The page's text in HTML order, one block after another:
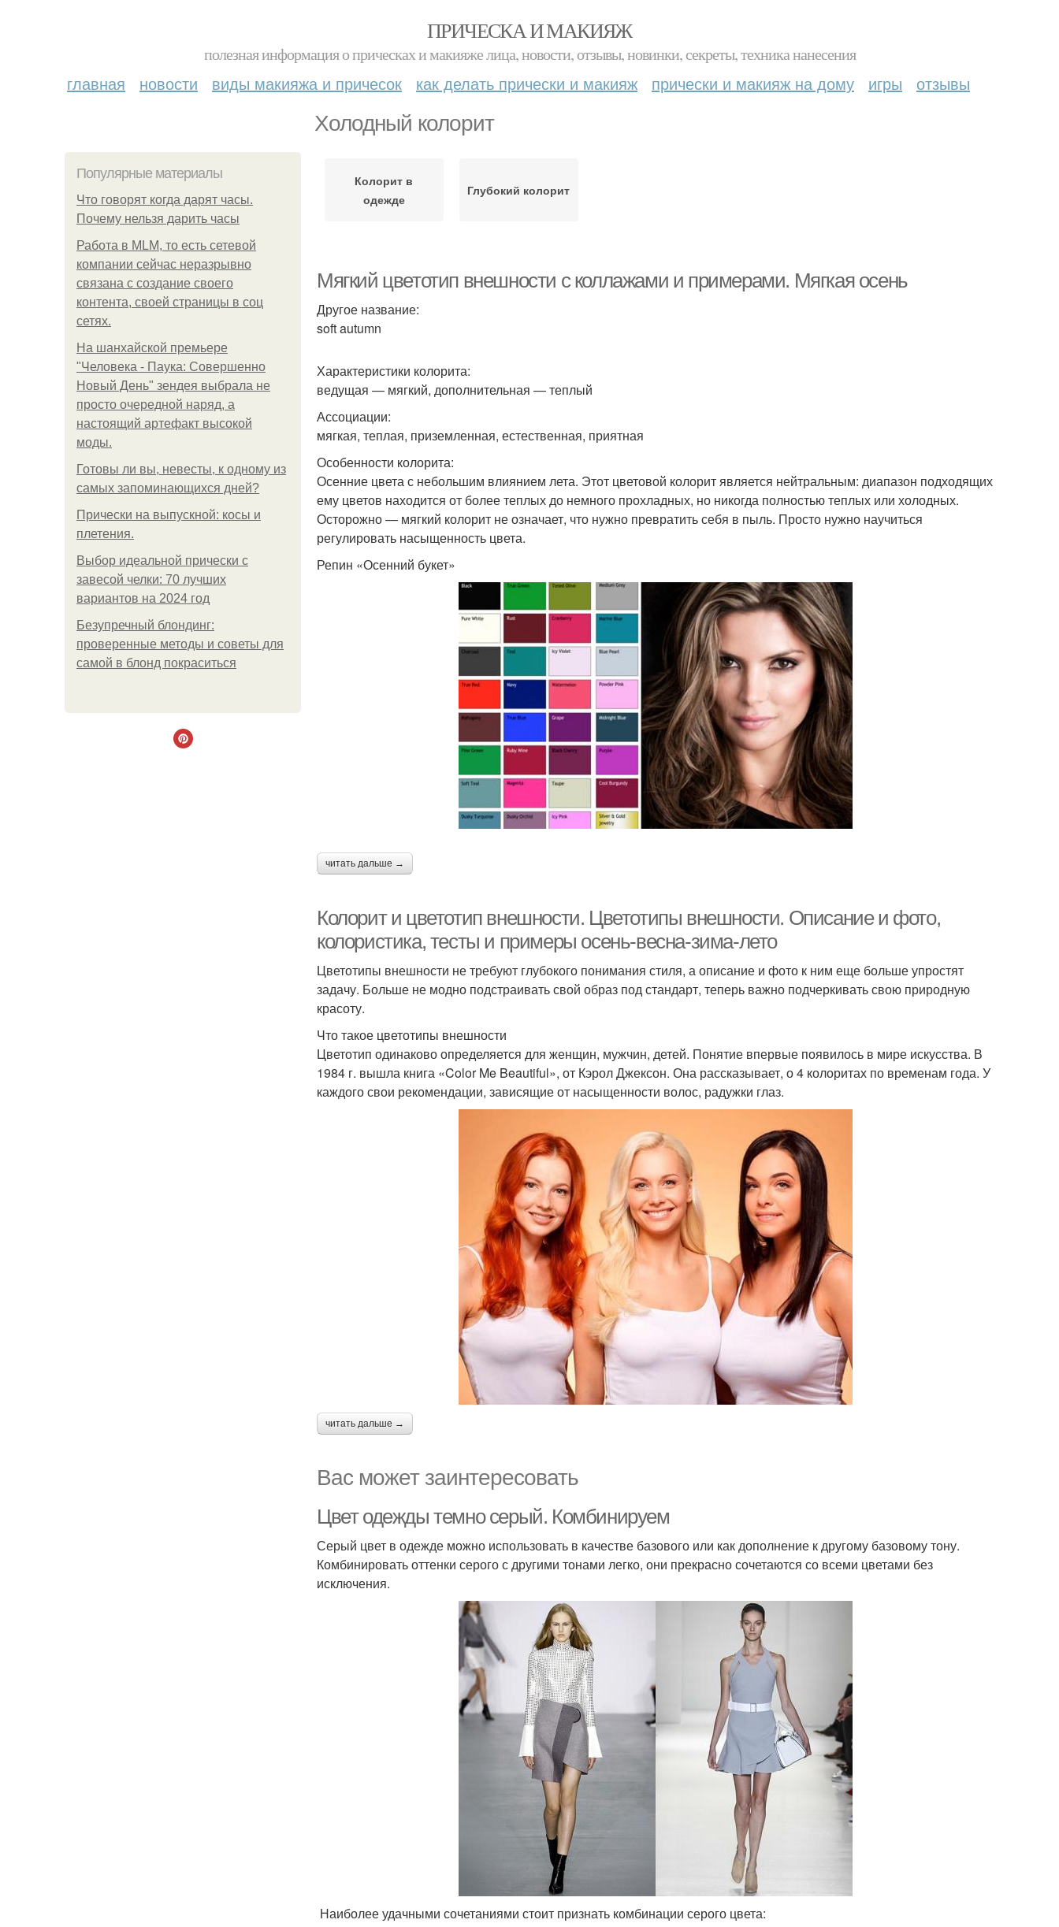
ПРИЧЕСКА И МАКИЯЖ
полезная информация о прическах и макияже лица, новости, отзывы, новинки, секреты, техника нанесения
главная новости виды макияжа и причесок как делать прически и макияж прически и макияж на дому игры отзывы
Холодный колорит
Популярные материалы
Что говорят когда дарят часы.
Почему нельзя дарить часы
Работа в MLM, то есть сетевой
компании сейчас неразрывно
связана с создание своего
контента, своей страницы в соц
сетях.
На шанхайской премьере
"Человека - Паука: Совершенно
Новый День" зендея выбрала не
просто очередной наряд, а
настоящий артефакт высокой
моды.
Готовы ли вы, невесты, к одному из
самых запоминающихся дней?
Прически на выпускной: косы и
плетения.
Выбор идеальной прически с
завесой челки: 70 лучших
вариантов на 2024 год
Безупречный блондинг:
проверенные методы и советы для
самой в блонд покраситься
Колорит в
одежде
Глубокий колорит
Мягкий цветотип внешности с коллажами и примерами. Мягкая осень
Другое название:
soft autumn
Характеристики колорита:
ведущая — мягкий, дополнительная — теплый
Ассоциации:
мягкая, теплая, приземленная, естественная, приятная
Особенности колорита:
Осенние цвета с небольшим влиянием лета. Этот цветовой колорит является нейтральным: диапазон подходящих
ему цветов находится от более теплых до немного прохладных, но никогда полностью теплых или холодных.
Осторожно — мягкий колорит не означает, что нужно превратить себя в пыль. Просто нужно научиться
регулировать насыщенность цвета.
Репин «Осенний букет»
читать дальше →
Колорит и цветотип внешности. Цветотипы внешности. Описание и фото,
колористика, тесты и примеры осень-весна-зима-лето
Цветотипы внешности не требуют глубокого понимания стиля, а описание и фото к ним еще больше упростят
задачу. Больше не модно подстраивать свой образ под стандарт, теперь важно подчеркивать свою природную
красоту.
Что такое цветотипы внешности
Цветотип одинаково определяется для женщин, мужчин, детей. Понятие впервые появилось в мире искусства. В
1984 г. вышла книга «Color Me Beautiful», от Кэрол Джексон. Она рассказывает, о 4 колоритах по временам года. У
каждого свои рекомендации, зависящие от насыщенности волос, радужки глаз.
читать дальше →
Вас может заинтересовать
Цвет одежды темно серый. Комбинируем
Серый цвет в одежде можно использовать в качестве базового или как дополнение к другому базовому тону.
Комбинировать оттенки серого с другими тонами легко, они прекрасно сочетаются со всеми цветами без
исключения.
Наиболее удачными сочетаниями стоит признать комбинации серого цвета: